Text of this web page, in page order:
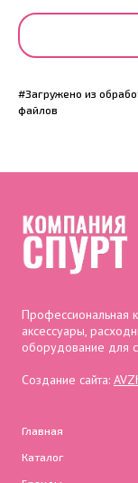
#Загружено из
файлов
Профессиональная
аксессуары,
оборудование для
Создание сайта:
Главная
Каталог